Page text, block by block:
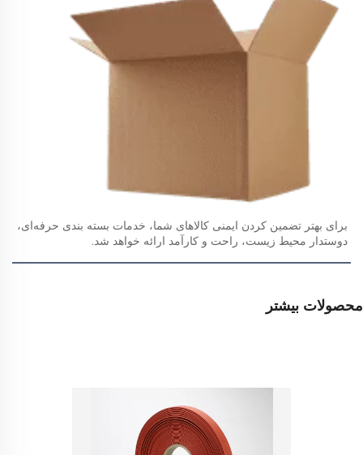
دوستدار محیط زیست، راحت و کارآمد ارائه خواهد شد.
محصولات بیشتر